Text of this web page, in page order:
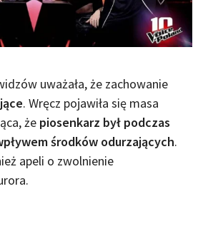
uważała, że zachowanie
. Wręcz pojawiła się masa
że piosenkarz był podczas
środków odurzających.
apeli o zwolnienie